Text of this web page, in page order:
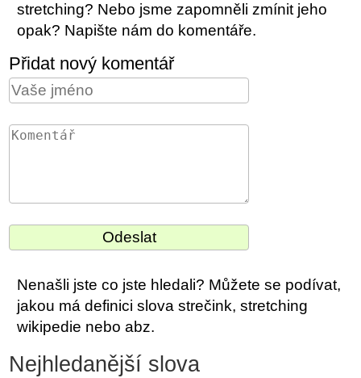
stretching? Nebo jsme zapomněli zmínit jeho
opak? Napište nám do komentáře.
Přidat nový komentář
Nenašli jste co jste hledali? Můžete se podívat,
jakou má definici slova strečink, stretching
wikipedie nebo abz.
Nejhledanější slova